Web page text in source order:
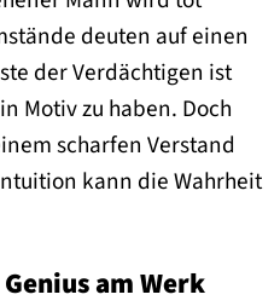
deuten auf einen
der Verdächtigen ist
Motiv zu haben. Doch
scharfen Verstand
kann die Wahrheit
am Werk